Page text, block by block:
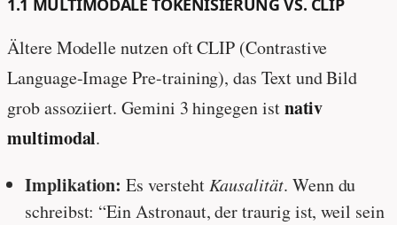
1.1 MULTIMODALE TOKENISIERUNG VS. CLIP
Ältere Modelle nutzen oft CLIP (Contrastive
Language-Image Pre-training), das Text und Bild
grob assoziiert. Gemini 3 hingegen istnativ
multimodal.
Implikation: Es verstehtKausalität. Wenn du
schreibst: “Ein Astronaut, der traurig ist, weil sein